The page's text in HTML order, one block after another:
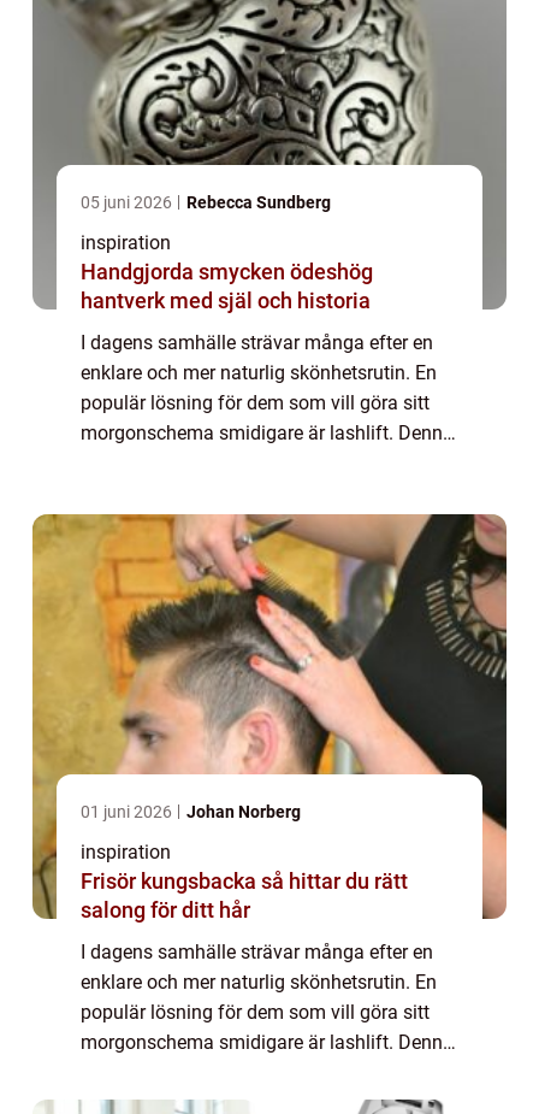
05 juni 2026 Rebecca Sundberg
inspiration
Handgjorda smycken ödeshög
hantverk med själ och historia
I dagens samhälle strävar många efter en
enklare och mer naturlig skönhetsrutin. En
populär lösning för dem som vill göra sitt
morgonschema smidigare är lashlift. Denna
01 juni 2026 Johan Norberg
inspiration
Frisör kungsbacka så hittar du rätt
salong för ditt hår
I dagens samhälle strävar många efter en
enklare och mer naturlig skönhetsrutin. En
populär lösning för dem som vill göra sitt
morgonschema smidigare är lashlift. Denna